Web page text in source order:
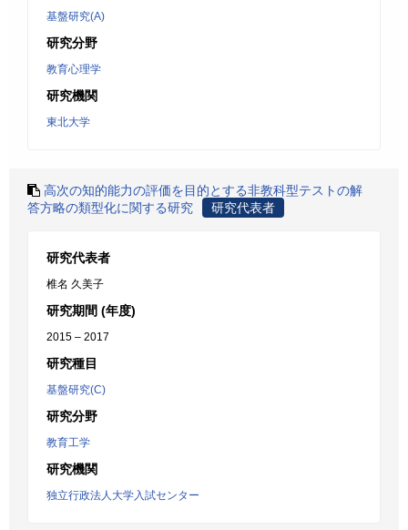
基盤研究(A)
研究分野
教育心理学
研究機関
東北大学
高次の知的能力の評価を目的とする非教科型テストの解
答方略の類型化に関する研究
研究代表者
研究代表者
椎名 久美子
研究期間 (年度)
2015 – 2017
研究種目
基盤研究(C)
研究分野
教育工学
研究機関
独立行政法人大学入試センター